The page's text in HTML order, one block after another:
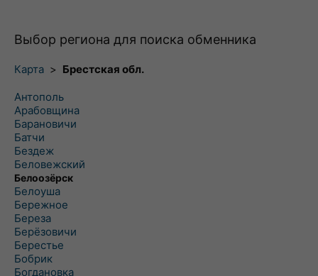
Выбор региона для поиска обменника
Карта > Брестская обл.
Антополь
Арабовщина
Барановичи
Батчи
Бездеж
Беловежский
Белоозёрск
Белоуша
Бережное
Береза
Берёзовичи
Берестье
Бобрик
Богдановка